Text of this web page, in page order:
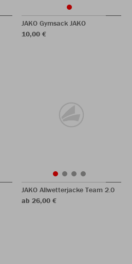
JAKO Gymsack JAKO
10,00 €
JAKO Allwetterjacke Team 2.0
ab 26,00 €